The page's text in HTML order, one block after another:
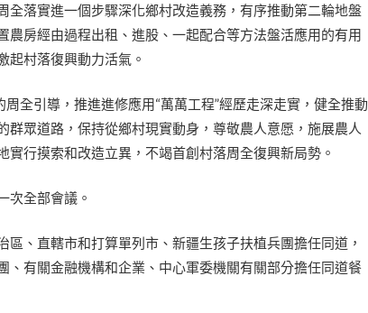
全落實進一個步驟深化鄉村改造義務，有序推動第二輪地盤
農房經由過程出租、進股、一起配合等方法盤活應用的有用
起村落復興動力活氣。
全引導，推進進修應用“萬萬工程”經歷走深走實，健全推動
群眾道路，保持從鄉村現實動身，尊敬農人意愿，施展農人
實行摸索和改造立異，不竭首創村落周全復興新局勢。
次全部會議。
、直轄市和打算單列市、新疆生孩子扶植兵團擔任同道，
、有關金融機構和企業、中心軍委機關有關部分擔任同道餐